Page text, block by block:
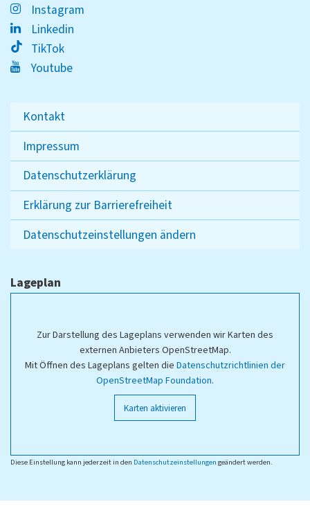
Instagram
Linkedin
TikTok
Youtube
Kontakt
Impressum
Datenschutzerklärung
Erklärung zur Barrierefreiheit
Datenschutzeinstellungen ändern
Lageplan
Zur Darstellung des Lageplans verwenden wir Karten des
externen Anbieters OpenStreetMap.
Mit Öffnen des Lageplans gelten die Datenschutzrichtlinien der
OpenStreetMap Foundation.
Karten aktivieren
Diese Einstellung kann jederzeit in den Datenschutzeinstellungen geändert werden.